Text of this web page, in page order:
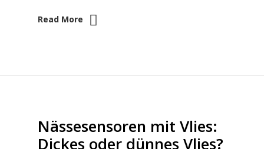
Read More
Nässesensoren mit Vlies:
Dickes oder dünnes Vlies?